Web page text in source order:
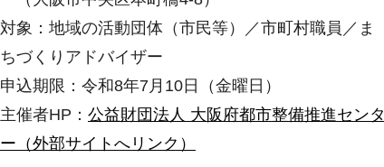
対象：地域の活動団体（市民等）／市町村職員／ま
ちづくりアドバイザー
申込期限：令和8年7月10日（金曜日）
主催者HP： 公益財団法人 大阪府都市整備推進センタ
ー（外部サイトへリンク）